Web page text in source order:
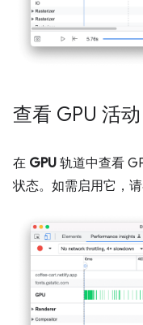
查看 GPU 活动
在 GPU 轨道中查看
状态。如需启用它，